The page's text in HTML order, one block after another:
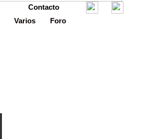
Contacto
Varios Foro